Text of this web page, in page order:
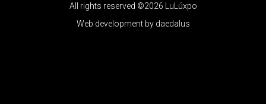
All rights reserved ©2026 LuLúxpo
Web development by daedalus